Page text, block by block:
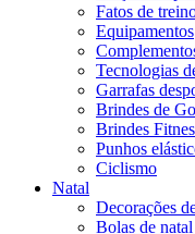
Fatos de
Equipamentos
Tecnologias
Garrafas
Brindes de
Brindes
Punhos
Ciclismo
Natal
Decorações
Bolas de